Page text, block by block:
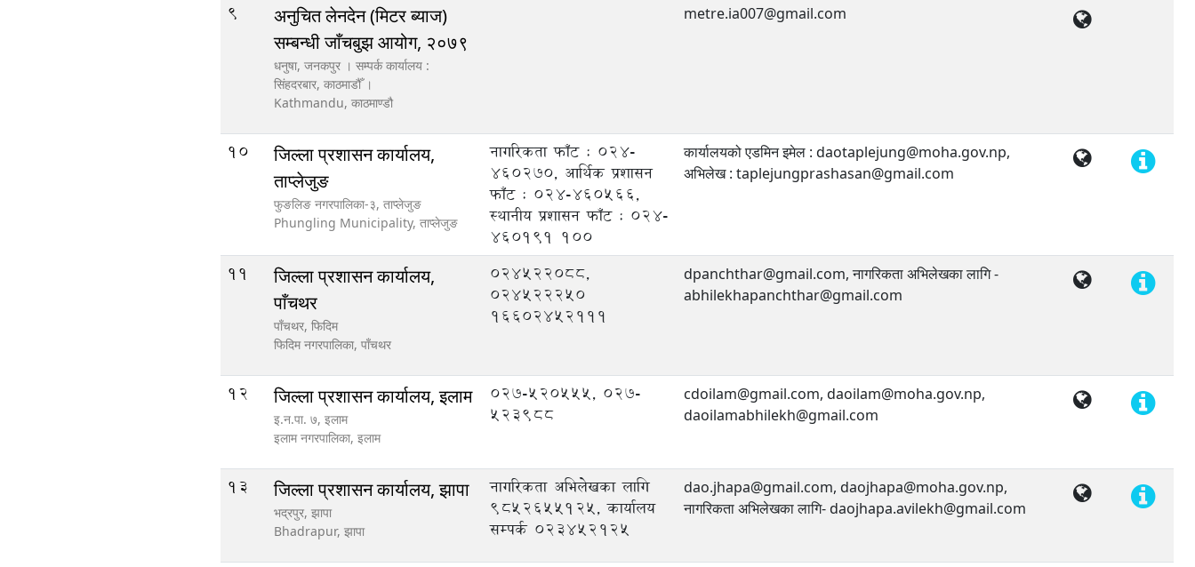
9
अनुचित लेनदेन (मिटर ब्याज)
सम्बन्धी जाँचबुझ आयोग, २०७९
धनुषा, जनकपुर । सम्पर्क कार्यालय :
सिंहदरबार, काठमाडौँ ।
Kathmandu, काठमाण्डौ
metre.ia007@gmail.com
10
जिल्ला प्रशासन कार्यालय,
ताप्लेजुङ
फुङलिङ नगरपालिका-३, ताप्लेजुङ
Phungling Municipality, ताप्लेजुङ
नागरिकता फाँट : 024-
460270, आर्थिक प्रशासन
फाँट : 024-460566,
स्थानीय प्रशासन फाँट : 024-
460191 100
कार्यालयको एडमिन इमेल : daotaplejung@moha.gov.np,
अभिलेख : taplejungprashasan@gmail.com
11
जिल्ला प्रशासन कार्यालय,
पाँचथर
पाँचथर, फिदिम
फिदिम नगरपालिका, पाँचथर
०२४५२२०८८,
०२४५२२२५०
१६६०२४५२१११
dpanchthar@gmail.com, नागरिकता अभिलेखका लागि -
abhilekhapanchthar@gmail.com
12 जिल्ला प्रशासन कार्यालय, इलाम
इ‍‍‍‌.न.पा. ७, इलाम
इलाम नगरपालिका, इलाम
027-520555, 027-
523988
cdoilam@gmail.com, daoilam@moha.gov.np,
daoilamabhilekh@gmail.com
13 जिल्ला प्रशासन कार्यालय, झापा
भद्रपुर, झापा
Bhadrapur, झापा
नागरिकता अभिलेखका लागि
9852655125, कार्यालय
सम्पर्क ०२३४५२१२५
dao.jhapa@gmail.com, daojhapa@moha.gov.np,
नागरिकता अभिलेखका लागि- daojhapa.avilekh@gmail.com